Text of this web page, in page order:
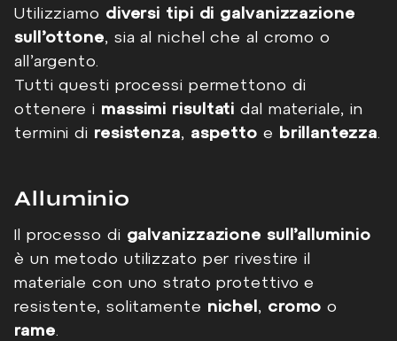
Utilizziamo diversi tipi di galvanizzazione
sull’ottone, sia al nichel che al cromo o
all’argento.
Tutti questi processi permettono di
ottenere i massimi risultati dal materiale, in
termini di resistenza, aspetto e brillantezza.
Alluminio
Il processo di galvanizzazione sull’alluminio
è un metodo utilizzato per rivestire il
materiale con uno strato protettivo e
resistente, solitamente nichel, cromo o
rame.